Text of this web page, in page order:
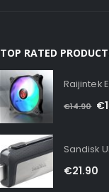
TOP RATED
Raijintek
€14.90 €
€21.90